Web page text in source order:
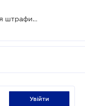
З 1 липня 2025 року запроваджуються штрафи за порушення роздрібної торгівлі тютюновими виробами
увійти